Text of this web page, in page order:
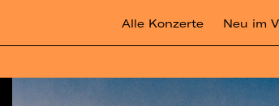
Alle Konzerte Neu im